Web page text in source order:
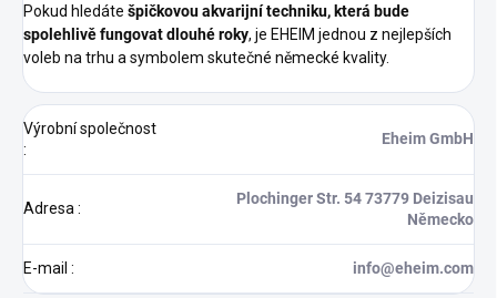
Pokud hledáte špičkovou akvarijní techniku, která bude
spolehlivě fungovat dlouhé roky, je EHEIM jednou z nejlepších
voleb na trhu a symbolem skutečné německé kvality.
Výrobní společnost
:
Eheim GmbH
Adresa :
Plochinger Str. 54 73779 Deizisau
Německo
E-mail : info@eheim.com